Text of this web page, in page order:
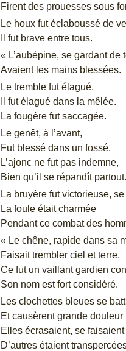
Firent des prouesses sous
Le houx fut éclaboussé de
Il fut brave entre tous.
« L’aubépine, se gardant de
Avaient les mains blessées.
Le tremble fut élagué,
Il fut élagué dans la mêlée.
La fougère fut saccagée.
Le genêt, à l’avant,
Fut blessé dans un fossé.
L’ajonc ne fut pas indemne,
Bien qu’il se répandît partout.
La bruyère fut victorieuse,
La foule était charmée
Pendant ce combat des
« Le chêne, rapide dans sa
Faisait trembler ciel et terre.
Ce fut un vaillant gardien
Son nom est fort considéré.
Les clochettes bleues se
Et causèrent grande douleur
Elles écrasaient, se faisaient
D’autres étaient